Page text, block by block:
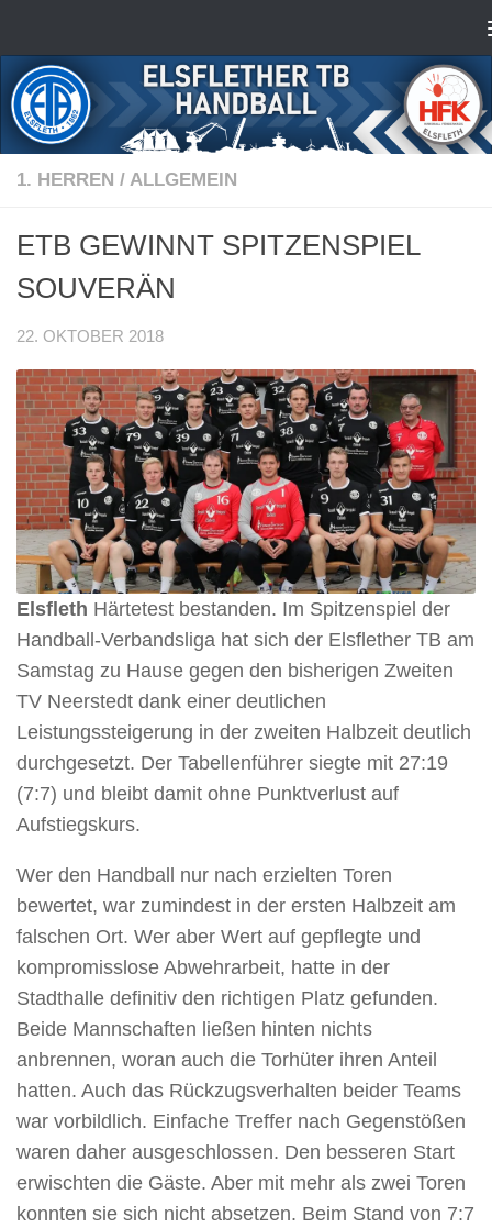
1. HERREN / ALLGEMEIN
ETB GEWINNT SPITZENSPIEL
SOUVERÄN
22. OKTOBER 2018
Elsfleth Härtetest bestanden. Im Spitzenspiel der
Handball-Verbandsliga hat sich der Elsflether TB am
Samstag zu Hause gegen den bisherigen Zweiten
TV Neerstedt dank einer deutlichen
Leistungssteigerung in der zweiten Halbzeit deutlich
durchgesetzt. Der Tabellenführer siegte mit 27:19
(7:7) und bleibt damit ohne Punktverlust auf
Aufstiegskurs.
Wer den Handball nur nach erzielten Toren
bewertet, war zumindest in der ersten Halbzeit am
falschen Ort. Wer aber Wert auf gepflegte und
kompromisslose Abwehrarbeit, hatte in der
Stadthalle definitiv den richtigen Platz gefunden.
Beide Mannschaften ließen hinten nichts
anbrennen, woran auch die Torhüter ihren Anteil
hatten. Auch das Rückzugsverhalten beider Teams
war vorbildlich. Einfache Treffer nach Gegenstößen
waren daher ausgeschlossen. Den besseren Start
erwischten die Gäste. Aber mit mehr als zwei Toren
konnten sie sich nicht absetzen. Beim Stand von 7:7